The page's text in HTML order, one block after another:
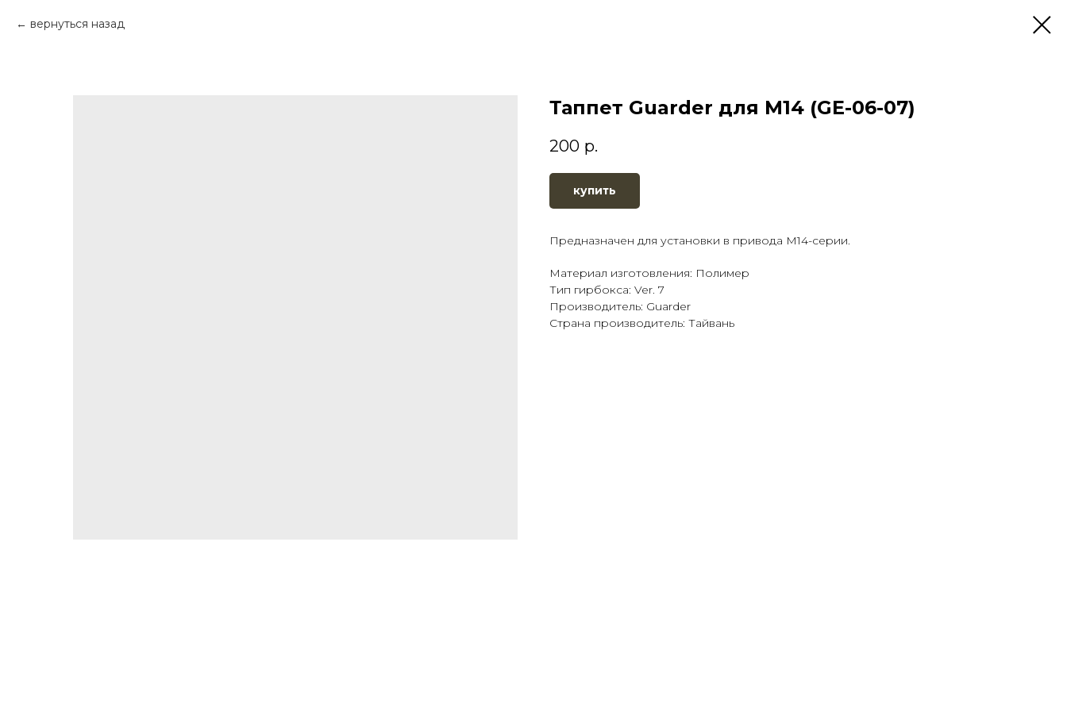
вернуться назад
Таппет Guarder для M14 (GE-06-07)
200 р.
купить
Предназначен для установки в привода M14-серии.
Материал изготовления: Полимер
Тип гирбокса: Ver. 7
Производитель: Guarder
Страна производитель: Тайвань